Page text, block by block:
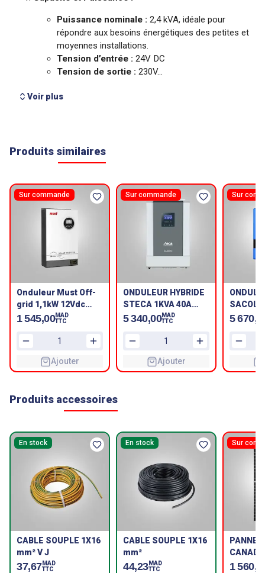
Voir plus
Produits similaires
Sur commande
Onduleur Must Off-
grid 1,1kW 12Vdc
220Vac, MPPT
1 545,00MAD
TTC
Ajouter
Sur commande
ONDULEUR HYBRIDE
STECA 1KVA 40A
MPPT 12Vdc 230Vac
5 340,00MAD
TTC
Ajouter
Sur
5
Produits accessoires
En stock
CABLE SOUPLE 1X16
mm² V J
37,67MAD
TTC
En stock
CABLE SOUPLE 1X16
mm²
44,23 MAD
TTC
Sur
-305P-M
1